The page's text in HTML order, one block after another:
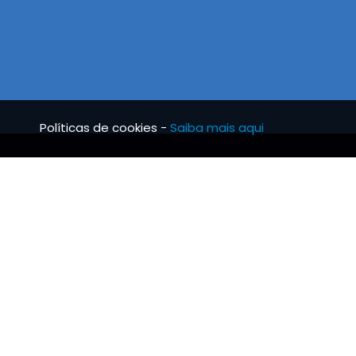
Políticas de cookies - Saiba mais aqui